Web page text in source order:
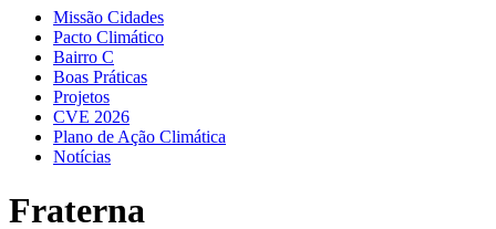
Missão Cidades
Pacto Climático
Bairro C
Boas Práticas
Projetos
CVE 2026
Plano de Ação Climática
Notícias
Fraterna